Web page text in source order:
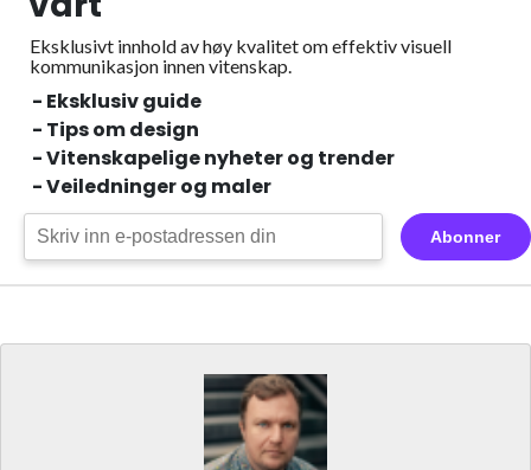
Eksklusivt innhold av høy kvalitet om effektiv visuell
kommunikasjon innen vitenskap.
- Eksklusiv guide
- Tips om design
- Vitenskapelige nyheter og trender
- Veiledninger og maler
Abonner